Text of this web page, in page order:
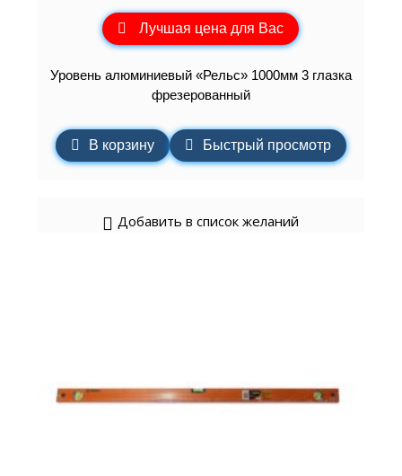
Лучшая цена для Вас
Уровень алюминиевый «Рельс» 1000мм 3 глазка
фрезерованный
В корзину Быстрый просмотр
Добавить в список желаний